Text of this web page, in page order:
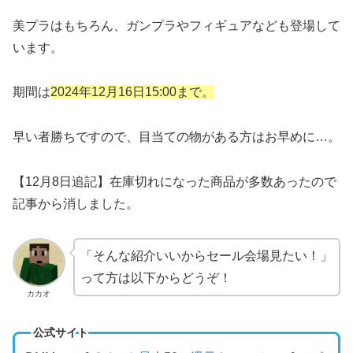
美プラはもちろん、ガンプラやフィギュアなども登場して
います。
期間は2024年12月16日15:00まで。
早い者勝ちですので、目当ての物がある方はお早めに…。
【12月8日追記】在庫切れになった商品が多数あったので
記事から消しました。
カカオ
「そんな紹介いいからセール会場見たい！」
って方は以下からどうぞ！
公式サイト